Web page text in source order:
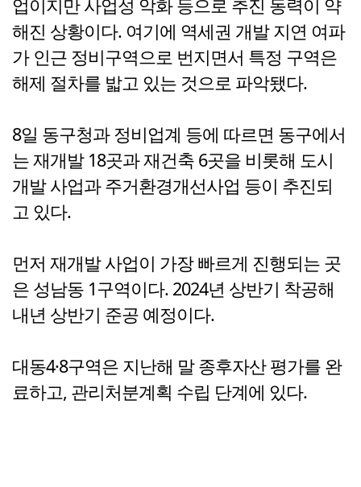
업이지만 사업성 악화 등으로 추진 동력이 약
해진 상황이다. 여기에 역세권 개발 지연 여파
가 인근 정비구역으로 번지면서 특정 구역은
해제 절차를 밟고 있는 것으로 파악됐다.
8일 동구청과 정비업계 등에 따르면 동구에서
는 재개발 18곳과 재건축 6곳을 비롯해 도시
개발 사업과 주거환경개선사업 등이 추진되
고 있다.
먼저 재개발 사업이 가장 빠르게 진행되는 곳
은 성남동 1구역이다. 2024년 상반기 착공해
내년 상반기 준공 예정이다.
대동4·8구역은 지난해 말 종후자산 평가를 완
료하고, 관리처분계획 수립 단계에 있다.